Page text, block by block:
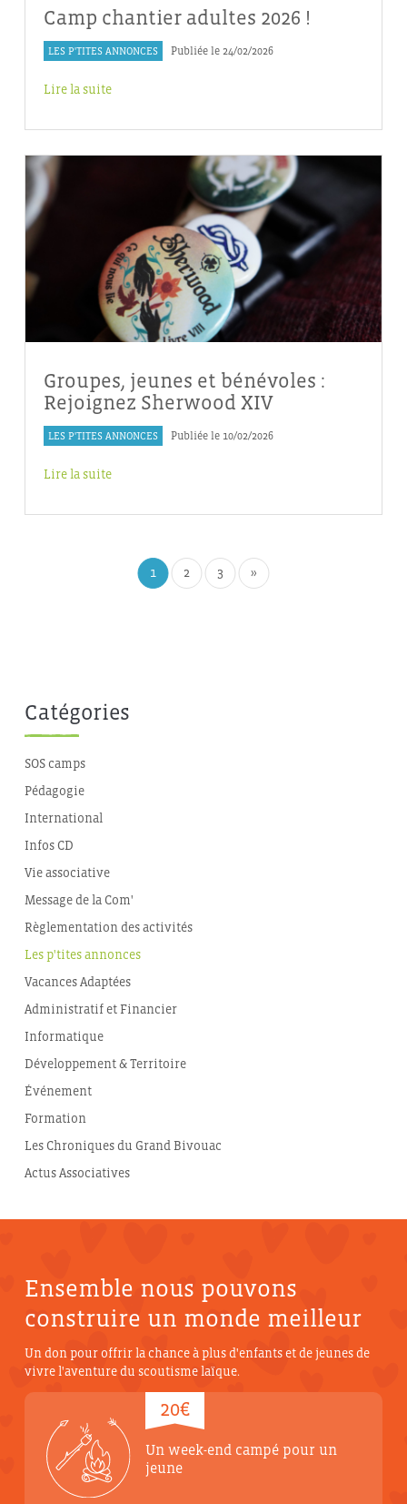
Camp chantier adultes 2026 !
LES P'TITES ANNONCES Publiée le 24/02/2026
Lire la suite
Groupes, jeunes et bénévoles :
Rejoignez Sherwood XIV
LES P'TITES ANNONCES Publiée le 10/02/2026
Lire la suite
1 2 3 »
Catégories
SOS camps
Pédagogie
International
Infos CD
Vie associative
Message de la Com'
Règlementation des activités
Les p'tites annonces
Vacances Adaptées
Administratif et Financier
Informatique
Développement & Territoire
Événement
Formation
Les Chroniques du Grand Bivouac
Actus Associatives
Ensemble nous pouvons
construire un monde meilleur
Un don pour offrir la chance à plus d'enfants et de jeunes de
vivre l'aventure du scoutisme laïque.
20€
Un week-end campé pour un
jeune